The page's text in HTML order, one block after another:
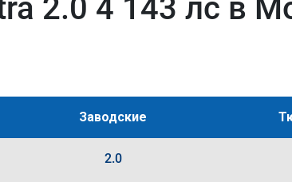
2.0 4 143 лс в
Заводские
2.0